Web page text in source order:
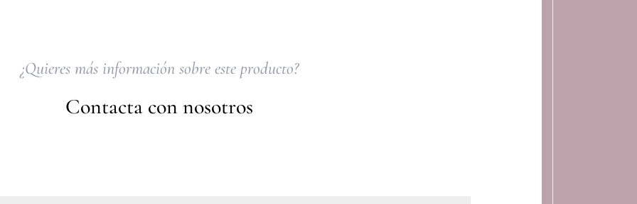
¿Quieres más información sobre este producto?
Contacta con nosotros